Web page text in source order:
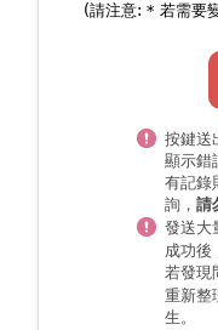
(請注意: * 若需要
按鍵送
顯示錯
有記錄
詢，請
發送大
成功後
若發現
重新整
生。